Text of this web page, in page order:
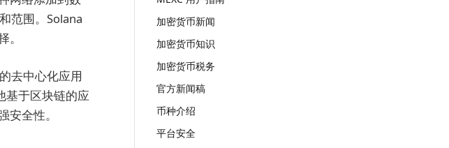
范围。Solana
去中心化应用
基于区块链的应
全性。
加密货币新闻
加密货币知识
加密货币税务
官方新闻稿
币种介绍
平台安全